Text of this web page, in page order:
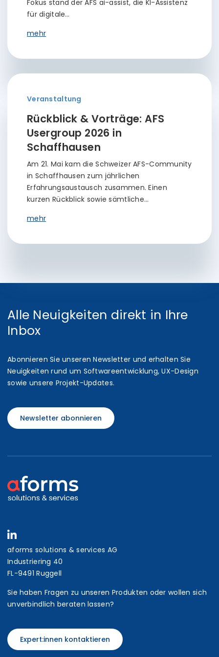
Fokus stand der AFS ai-assist, die KI-Assistenz
für digitale…
mehr
Veranstaltung
Rückblick & Vorträge: AFS
Usergroup 2026 in
Schaffhausen
Am 21. Mai kam die Schweizer AFS-Community
in Schaffhausen zum jährlichen
Erfahrungsaustausch zusammen. Einen
kurzen Rückblick sowie sämtliche…
mehr
Alle Neuigkeiten direkt in Ihre
Inbox
Abonnieren Sie unseren Newsletter und erhalten Sie
Neuigkeiten rund um Softwareentwicklung, UX-Design
sowie unsere Projekt-Updates.
Newsletter abonnieren
aforms solutions & services AG
Industriering 40
FL-9491 Ruggell
Sie haben Fragen zu unseren Produkten oder wollen sich
unverbindlich beraten lassen?
Expert:innen kontaktieren